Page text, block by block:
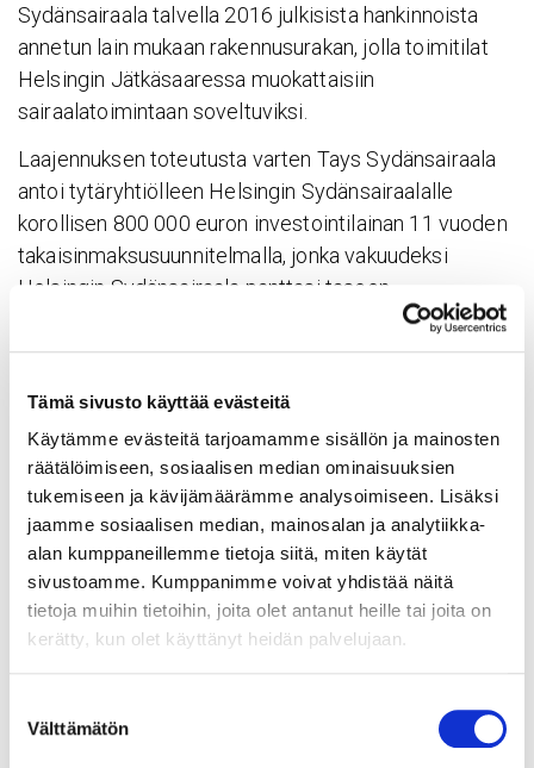
Tämä sivusto käyttää evästeitä
Käytämme evästeitä tarjoamamme sisällön ja mainosten
räätälöimiseen, sosiaalisen median ominaisuuksien
tukemiseen ja kävijämäärämme analysoimiseen. Lisäksi
jaamme sosiaalisen median, mainosalan ja analytiikka-
alan kumppaneillemme tietoja siitä, miten käytät
sivustoamme. Kumppanimme voivat yhdistää näitä
tietoja muihin tietoihin, joita olet antanut heille tai joita on
kerätty, kun olet käyttänyt heidän palvelujaan.
valinta
Välttämätön
Sydänsairaala talvella 2016 julkisista hankinnoista
annetun lain mukaan rakennusurakan, jolla toimitilat
Helsingin Jätkäsaaressa muokattaisiin
sairaalatoimintaan soveltuviksi.
Laajennuksen toteutusta varten Tays Sydänsairaala
antoi tytäryhtiölleen Helsingin Sydänsairaalalle
korollisen 800 000 euron investointilainan 11 vuoden
takaisinmaksusuunnitelmalla, jonka vakuudeksi
Helsingin Sydänsairaala panttasi taseen
käyttöomaisuutensa. Lisäksi Tays Sydänsairaala
vuokrasi tytäryhtiölleen tutkimus- ja
käytännössä rahoitti kokonaan Helsingin
Sydänsairaalan toiminnan laajentamisen
tavanomaisiin sairaalapalveluihin, ja Helsingin
Sydänsairaala oli yksiselitteisesti kunnallisen Tays
Sydänsairaalan määräysvallassa.
Ensimmäiset sepelvaltimoiden varjoainekuvaukset
syksyllä 2016
sairaalalle laajennetun toimiluvan, aloitettiin Helsingin
Sydänsairaalassa sairaalatoiminta 6.9.2016 tekemällä